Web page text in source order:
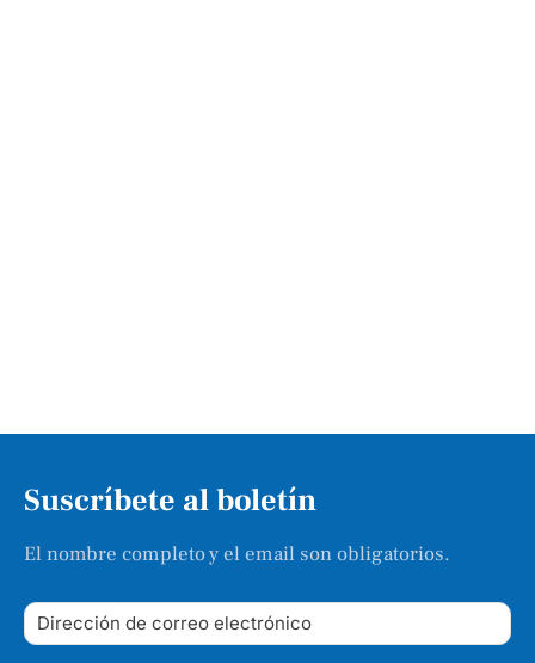
Suscríbete al boletín
El nombre completo y el email son obligatorios.